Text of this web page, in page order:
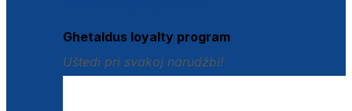
Ghetaldus loyalty program
Uštedi pri svakoj narudžbi!